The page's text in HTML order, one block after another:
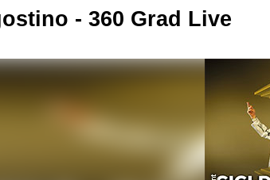
- 360 Grad Live